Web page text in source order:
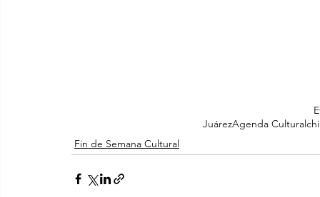
JuárezAgenda Cultural
Fin de Semana Cultural